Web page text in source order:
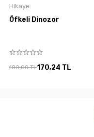
Hikaye
Öfkeli Dinozor
180,00 TL170,24 TL